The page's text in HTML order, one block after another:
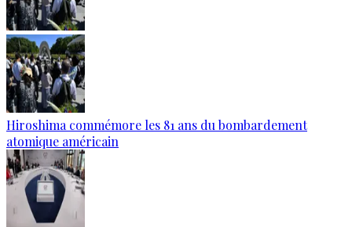
Hiroshima commémore les 81 ans du bombardement
atomique américain